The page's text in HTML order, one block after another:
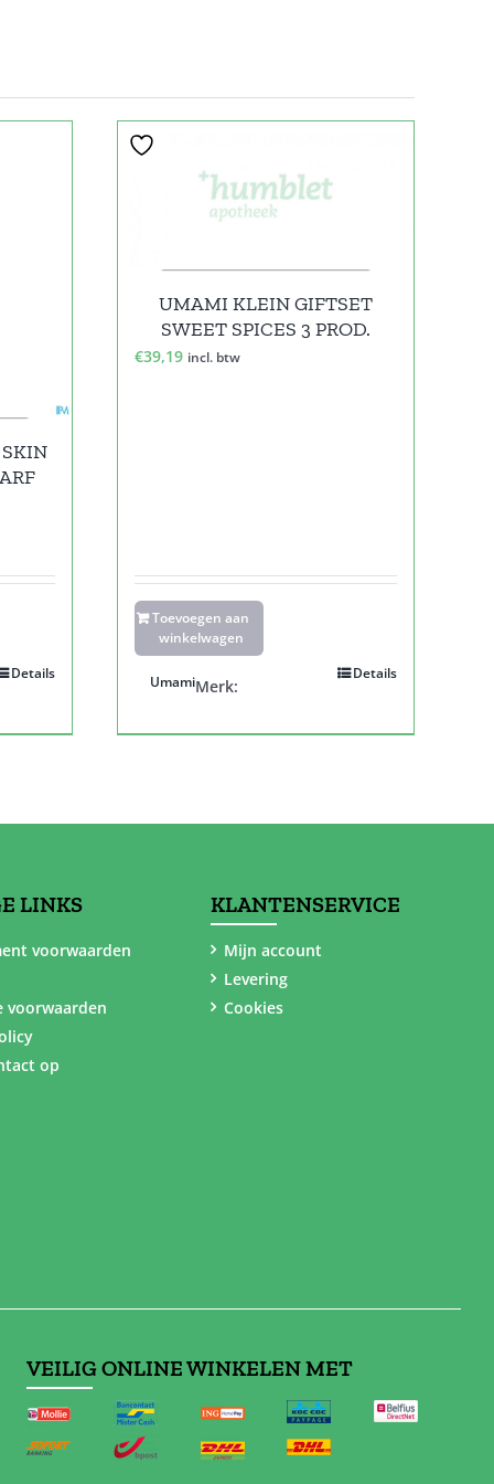
Details
UMAMI KLEIN GIFTSET
SWEET SPICES 3 PROD.
€39,19 incl. btw
Toevoegen aan
winkelwagen
Details
Merk:
Umami
LINKS
voorwaarden
voorwaarden
op
KLANTENSERVICE
Mijn account
Levering
Cookies
VEILIG ONLINE WINKELEN MET